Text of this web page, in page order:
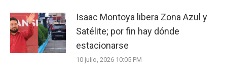
Isaac Montoya libera Zona Azul y
Satélite; por fin hay dónde
estacionarse
10 julio, 2026 10:05 PM